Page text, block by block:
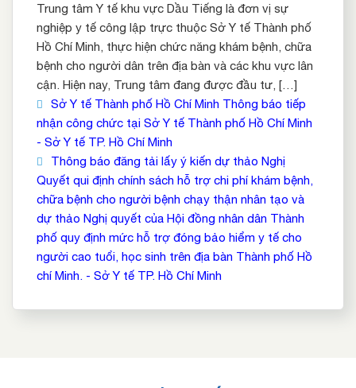
Trung tâm Y tế khu vực Dầu Tiếng là đơn vị sự
nghiệp y tế công lập trực thuộc Sở Y tế Thành phố
Hồ Chí Minh, thực hiện chức năng khám bệnh, chữa
bệnh cho người dân trên địa bàn và các khu vực lân
cận. Hiện nay, Trung tâm đang được đầu tư, […]
Sở Y tế Thành phố Hồ Chí Minh Thông báo tiếp
nhận công chức tại Sở Y tế Thành phố Hồ Chí Minh
- Sở Y tế TP. Hồ Chí Minh
Thông báo đăng tải lấy ý kiến dự thảo Nghị
Quyết qui định chính sách hỗ trợ chi phí khám bệnh,
chữa bệnh cho người bệnh chạy thận nhân tạo và
dự thảo Nghị quyết của Hội đồng nhân dân Thành
phố quy định mức hỗ trợ đóng bảo hiểm y tế cho
người cao tuổi, học sinh trên địa bàn Thành phố Hồ
chí Minh. - Sở Y tế TP. Hồ Chí Minh